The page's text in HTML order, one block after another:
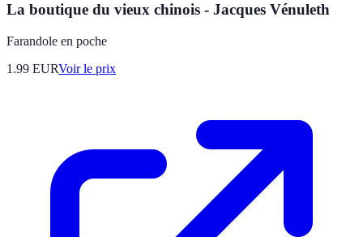
La boutique du vieux chinois - Jacques Vénuleth
Farandole en poche
1.99 EURVoir le prix